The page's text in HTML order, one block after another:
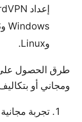
وLinux.
ومجاني أو
تجربة